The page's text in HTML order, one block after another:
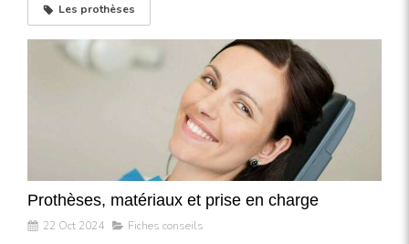
Les prothèses
Prothèses, matériaux et prise en charge
22 Oct 2024 Fiches conseils